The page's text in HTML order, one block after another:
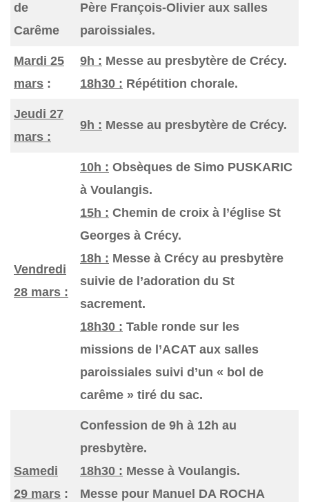
de
Carême
Père François-Olivier aux salles
paroissiales.
Mardi 25
mars :
9h : Messe au presbytère de Crécy.
18h30 : Répétition chorale.
Jeudi 27
mars :
9h : Messe au presbytère de Crécy.
Vendredi
28 mars :
10h : Obsèques de Simo PUSKARIC
à Voulangis.
15h : Chemin de croix à l’église St
Georges à Crécy.
18h : Messe à Crécy au presbytère
suivie de l’adoration du St
sacrement.
18h30 : Table ronde sur les
missions de l’ACAT aux salles
paroissiales suivi d’un « bol de
carême » tiré du sac.
Samedi
29 mars :
Confession de 9h à 12h au
presbytère.
18h30 : Messe à Voulangis.
Messe pour Manuel DA ROCHA